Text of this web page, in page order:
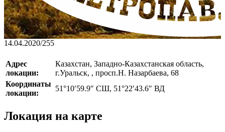
14.04.2020/255
Адрес
локации:
Казахстан, Западно-Казахстанская область,
г.Уральск, , просп.Н. Назарбаева, 68
Координаты
локации:
51°10′59.9″ СШ, 51°22′43.6″ ВД
Локация на карте